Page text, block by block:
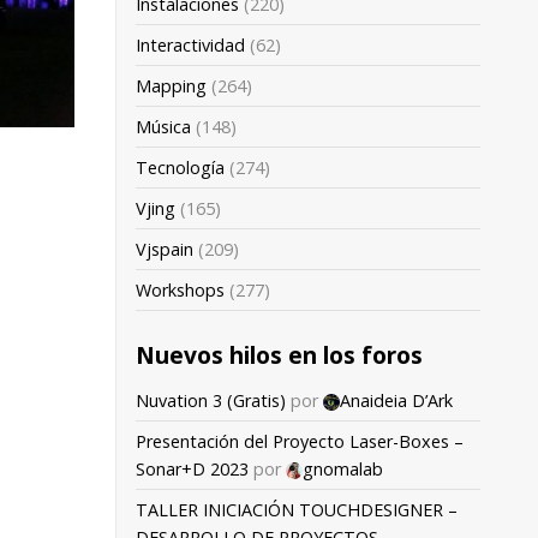
Instalaciones (220)
Interactividad (62)
Mapping (264)
Música (148)
Tecnología (274)
Vjing (165)
Vjspain (209)
Workshops (277)
Nuevos hilos en los foros
Nuvation 3 (Gratis) por
Anaideia D’Ark
Presentación del Proyecto Laser-Boxes –
Sonar+D 2023 por
gnomalab
TALLER INICIACIÓN TOUCHDESIGNER –